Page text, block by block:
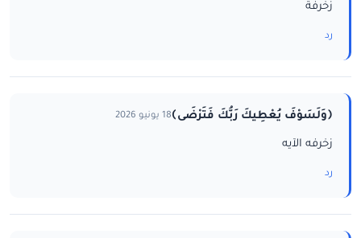
زخرفة
رد
﴿وَلَسَوْفَ يُعْطِيكَ رَبُّكَ فَتَرْضَى﴾18 يونيو 2026
زخرفه الآيه
رد